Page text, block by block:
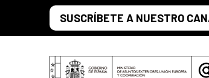
Saltar al contenido principal
SUSCRÍBETE A NUESTRO